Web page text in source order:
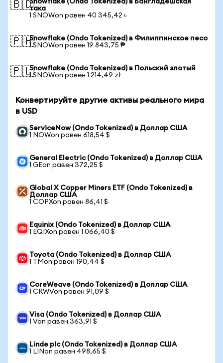
🇧🇩Snowflake (Ondo Tokenized) в Бангладешская
така
1 SNOWon равен 40 345,42 ৳
🇵🇭Snowflake (Ondo Tokenized) в Филиппинское песо
1 SNOWon равен 19 843,75 ₱
🇵🇱Snowflake (Ondo Tokenized) в Польский злотый
1 SNOWon равен 1 214,49 zł
Конвертируйте другие активы реального мира
в USD
ServiceNow (Ondo Tokenized) в Доллар США
1 NOWon равен 618,54 $
General Electric (Ondo Tokenized) в Доллар США
1 GEon равен 372,25 $
Global X Copper Miners ETF (Ondo Tokenized) в
Доллар США
1 COPXon равен 86,41 $
Equinix (Ondo Tokenized) в Доллар США
1 EQIXon равен 1 066,40 $
Toyota (Ondo Tokenized) в Доллар США
1 TMon равен 190,44 $
CoreWeave (Ondo Tokenized) в Доллар США
1 CRWVon равен 91,09 $
Visa (Ondo Tokenized) в Доллар США
1 Von равен 363,91 $
Linde plc (Ondo Tokenized) в Доллар США
1 LINon равен 498,65 $